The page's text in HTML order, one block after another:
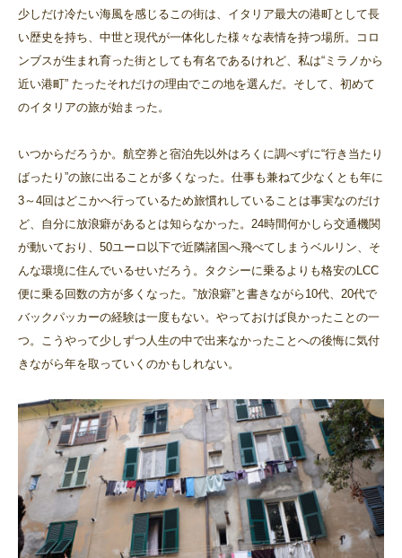
少しだけ冷たい海風を感じるこの街は、イタリア最大の港町として長
い歴史を持ち、中世と現代が一体化した様々な表情を持つ場所。コロ
ンブスが生まれ育った街としても有名であるけれど、私は“ミラノから
近い港町” たったそれだけの理由でこの地を選んだ。そして、初めて
のイタリアの旅が始まった。
いつからだろうか。航空券と宿泊先以外はろくに調べずに“行き当たり
ばったり”の旅に出ることが多くなった。仕事も兼ねて少なくとも年に
3～4回はどこかへ行っているため旅慣れしていることは事実なのだけ
ど、自分に放浪癖があるとは知らなかった。24時間何かしら交通機関
が動いており、50ユーロ以下で近隣諸国へ飛べてしまうベルリン、そ
んな環境に住んでいるせいだろう。タクシーに乗るよりも格安のLCC
便に乗る回数の方が多くなった。”放浪癖”と書きながら10代、20代で
バックパッカーの経験は一度もない。やっておけば良かったことの一
つ。こうやって少しずつ人生の中で出来なかったことへの後悔に気付
きながら年を取っていくのかもしれない。